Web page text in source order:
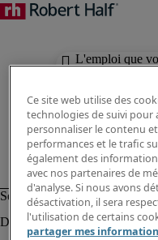
L'emploi que
Ce site web utilise des
technologies de suivi pour
personnaliser le contenu
performances et le trafic
également des
avec nos partenaires de
d'analyse. Si nous avons
désactivation, il sera
l'utilisation de certains
partager mes